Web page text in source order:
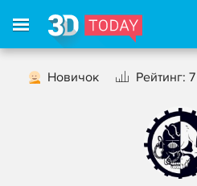
Новичок Рейтинг: 7